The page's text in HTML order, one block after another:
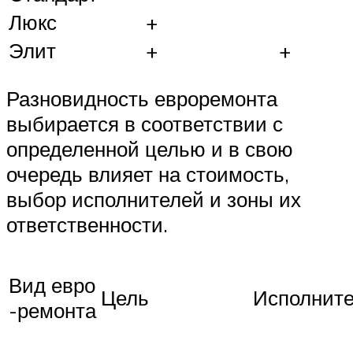
Люкс
+
Элит
+
+
Разновидность евроремонта
выбирается в соответствии с
определенной целью и в свою
очередь влияет на стоимость,
выбор исполнителей и зоны их
ответственности.
Вид евро
-ремонта Цель